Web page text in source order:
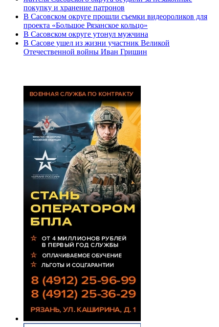
покупку и хранение патронов
В Сасовском округе прошли съемки видеороликов для
проекта «Большое Рязанское кольцо»
В Сасовском округе утонул мужчина
В Сасове ушел из жизни участник Великой
Отечественной войны Иван Гришин